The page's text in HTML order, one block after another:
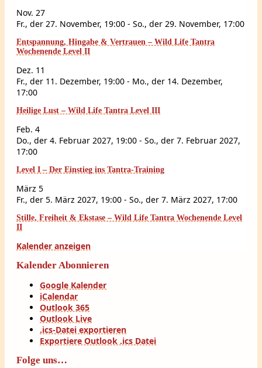
Nov. 27
Fr., der 27. November, 19:00 - So., der 29. November, 17:00
Entspannung, Hingabe & Vertrauen – Wild Life Tantra
Wochenende Level II
Dez. 11
Fr., der 11. Dezember, 19:00 - Mo., der 14. Dezember,
17:00
Heilige Lust – Wild Life Tantra Level III
Feb. 4
Do., der 4. Februar 2027, 19:00 - So., der 7. Februar 2027,
17:00
Level I – Der Einstieg ins Tantra-Training
März 5
Fr., der 5. März 2027, 19:00 - So., der 7. März 2027, 17:00
Stille, Freiheit & Ekstase – Wild Life Tantra Wochenende Level
II
Kalender anzeigen
Kalender Abonnieren
Google Kalender
iCalendar
Outlook 365
Outlook Live
.ics-Datei exportieren
Exportiere Outlook .ics Datei
Folge uns…